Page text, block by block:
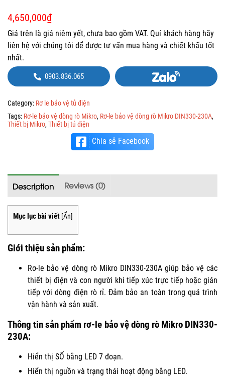
4,650,000₫
Giá trên là giá niêm yết, chưa bao gồm VAT. Quí khách hàng hãy
liên hệ với chúng tôi để được tư vấn mua hàng và chiết khấu tốt
nhất.
0903.836.065
Category: Rơ le bảo vệ tủ điện
Tags: Rơ-le bảo vệ dòng rò Mikro, Rơ-le bảo vệ dòng rò Mikro DIN330-230A,
Thiết bị Mikro, Thiết bị tủ điện
Chia sẻ Facebook
Description Reviews (0)
Mục lục bài viết [Ẩn]
Giới thiệu sản phẩm:
Rơ-le bảo vệ dòng rò Mikro DIN330-230A giúp bảo vệ các
thiết bị điện và con người khi tiếp xúc trực tiếp hoặc gián
tiếp với dòng điện rò rỉ. Đảm bảo an toàn trong quá trình
vận hành và sản xuất.
Thông tin sản phẩm rơ-le bảo vệ dòng rò Mikro DIN330-
230A:
Hiển thị SỐ bằng LED 7 đoạn.
Hiển thị nguồn và trạng thái hoạt động bằng LED.